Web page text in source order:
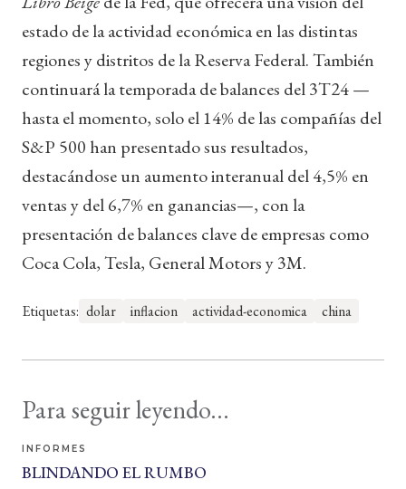
estado de la actividad económica en las distintas
regiones y distritos de la Reserva Federal. También
continuará la temporada de balances del 3T24 —
hasta el momento, solo el 14% de las compañías del
S&P 500 han presentado sus resultados,
destacándose un aumento interanual del 4,5% en
ventas y del 6,7% en ganancias—, con la
presentación de balances clave de empresas como
Coca Cola, Tesla, General Motors y 3M.
Etiquetas: dolar inflacion actividad-economica china
Para seguir leyendo...
INFORMES
BLINDANDO EL RUMBO